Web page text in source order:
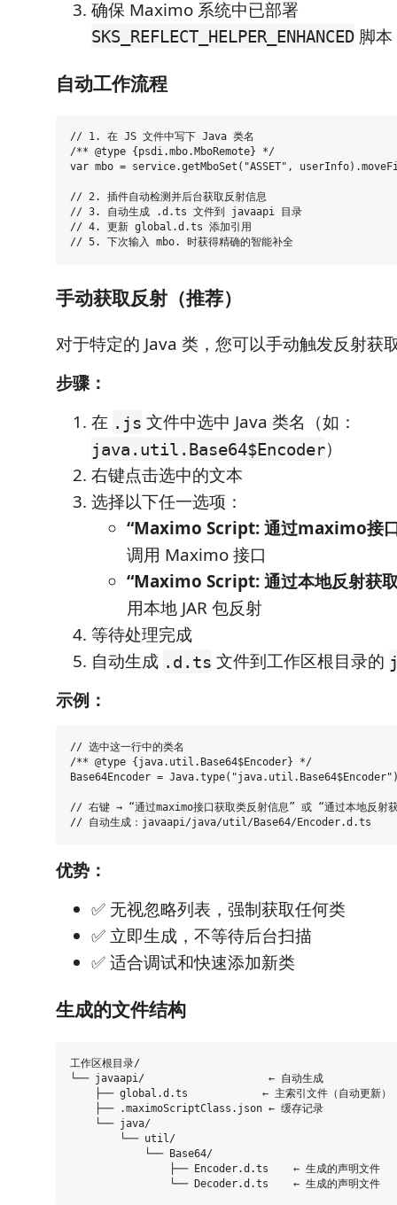
确保 Maximo 系统中已部署
SKS_REFLECT_HELPER_ENHANCED 脚本
自动工作流程
// 1. 在 JS 文件中写下 Java 类名
/** @type {psdi.mbo.MboRemote} */
var mbo = service.getMboSet("ASSET",
// 2. 插件自动检测并后台获取反射信息
// 3. 自动生成 .d.ts 文件到 javaapi 目录
// 4. 更新 global.d.ts 添加引用
手动获取反射（推荐）
对于特定的 Java 类，您可以手动触发反射获
步骤：
在 .js 文件中选中 Java 类名（如：
java.util.Base64$Encoder）
右键点击选中的文本
选择以下任一选项：
“Maximo Script: 通过maximo接
调用 Maximo 接口
“Maximo Script: 通过本地反射获
用本地 JAR 包反射
等待处理完成
自动生成 .d.ts 文件到工作区根目录的
示例：
// 选中这一行中的类名
/** @type {java.util.Base64$Encoder} */
Base64Encoder =
// 右键 → “通过maximo接口获取类反射信息” 或 “通过本地反射
优势：
✅ 无视忽略列表，强制获取任何类
✅ 立即生成，不等待后台扫描
✅ 适合调试和快速添加新类
生成的文件结构
工作区根目录/
└── javaapi/                    ← 自动生成
    ├── global.d.ts            ← 主索引文件（自动更新）
    ├── .maximoScriptClass.json ← 缓存记录
    └── java/
        └── util/
            └── Base64/
                ├── Encoder.d.ts    ← 生成的声明文件